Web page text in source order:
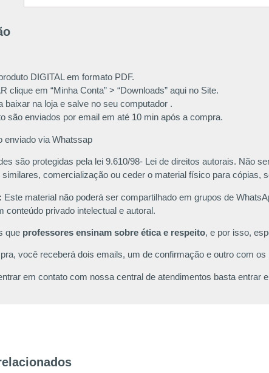
DIGITAL em formato PDF.
clique em “Minha Conta” > “Downloads” aqui no Site.
baixar na loja e salve no seu computador .
são enviados por email em até 10 min após a compra.
enviado via Whatssap
são protegidas pela lei 9.610/98- Lei de direitos autorais. Não
comercialização ou ceder o material físico para cópias,
Este material não poderá ser compartilhado em grupos de
conteúdo privado intelectual e autoral.
que professores ensinam sobre ética e respeito, e por isso,
você receberá dois emails, um de confirmação e outro com os
em contato com nossa central de atendimentos basta entrar